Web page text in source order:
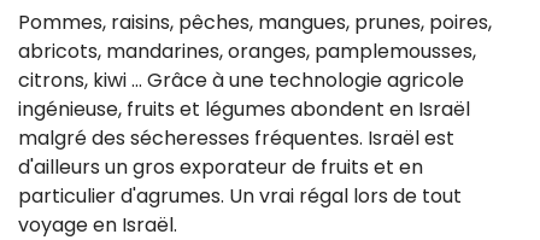
Pommes, raisins, pêches, mangues, prunes, poires,
abricots, mandarines, oranges, pamplemousses,
citrons, kiwi ... Grâce à une technologie agricole
ingénieuse, fruits et légumes abondent en Israël
malgré des sécheresses fréquentes. Israël est
d'ailleurs un gros exporateur de fruits et en
particulier d'agrumes. Un vrai régal lors de tout
voyage en Israël.